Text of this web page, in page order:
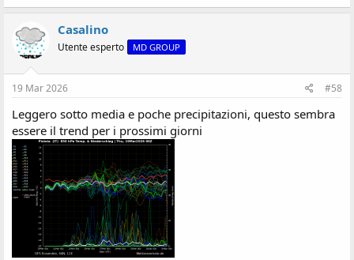
Casalino
Utente esperto MD GROUP
19 Mar 2026 #58
Leggero sotto media e poche precipitazioni, questo sembra
essere il trend per i prossimi giorni